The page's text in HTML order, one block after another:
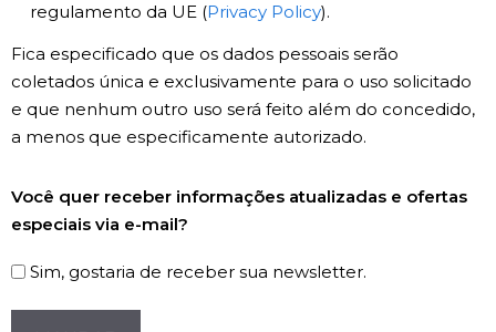
regulamento da UE (Privacy Policy).
Fica especificado que os dados pessoais serão
coletados única e exclusivamente para o uso solicitado
e que nenhum outro uso será feito além do concedido,
a menos que especificamente autorizado.
de
Newsletter
Você quer receber informações atualizadas e ofertas
especiais via e-mail?
Sim, gostaria de receber sua newsletter.
CAPTCHA